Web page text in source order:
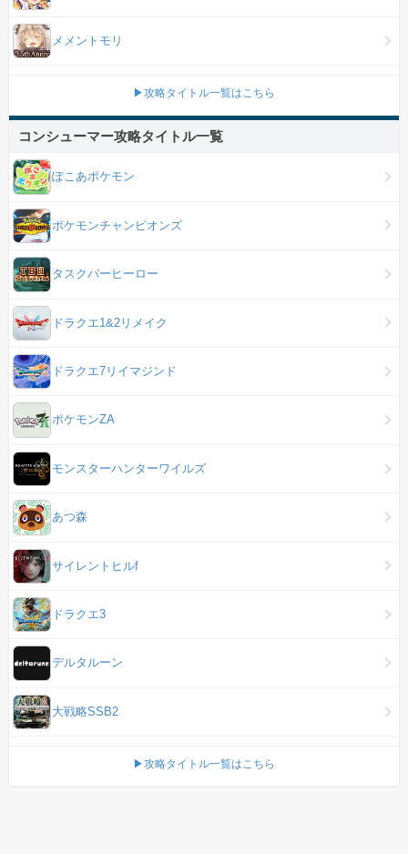
メメントモリ
▶攻略タイトル一覧はこちら
コンシューマー攻略タイトル一覧
ぽこあポケモン
ポケモンチャンピオンズ
タスクバーヒーロー
ドラクエ1&2リメイク
ドラクエ7リイマジンド
ポケモンZA
モンスターハンターワイルズ
あつ森
サイレントヒルf
ドラクエ3
デルタルーン
大戦略SSB2
▶攻略タイトル一覧はこちら